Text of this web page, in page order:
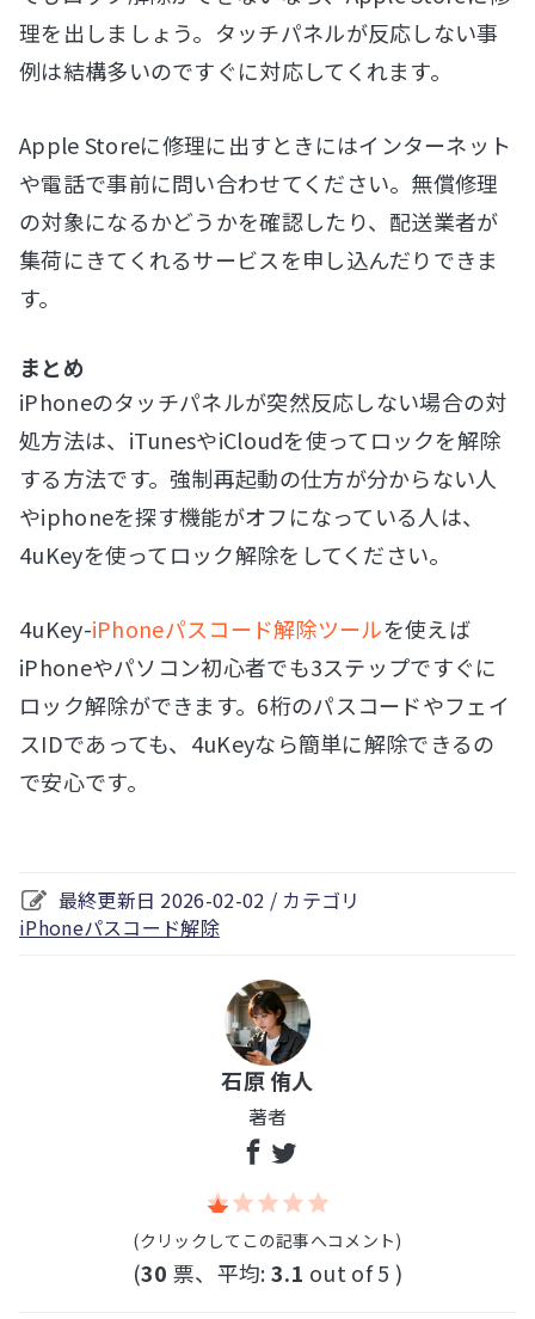
理を出しましょう。タッチパネルが反応しない事
例は結構多いのですぐに対応してくれます。
Apple Storeに修理に出すときにはインターネット
や電話で事前に問い合わせてください。無償修理
の対象になるかどうかを確認したり、配送業者が
集荷にきてくれるサービスを申し込んだりできま
す。
まとめ
iPhoneのタッチパネルが突然反応しない場合の対
処方法は、iTunesやiCloudを使ってロックを解除
する方法です。強制再起動の仕方が分からない人
やiphoneを探す機能がオフになっている人は、
4uKeyを使ってロック解除をしてください。
4uKey-iPhoneパスコード解除ツールを使えば
iPhoneやパソコン初心者でも3ステップですぐに
ロック解除ができます。6桁のパスコードやフェイ
スIDであっても、4uKeyなら簡単に解除できるの
で安心です。
最終更新日 2026-02-02 / カテゴリ
iPhoneパスコード解除
石原 侑人
著者
(クリックしてこの記事へコメント)
(30 票、平均:3.1 out of 5 )